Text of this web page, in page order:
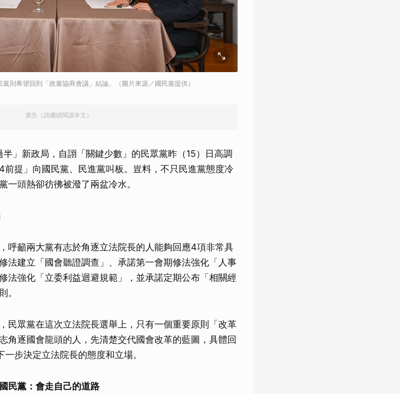
則希望回到「政黨協商會議」結論。（圖片來源／國民黨提供）
廣告（請繼續閱讀本文）
」新政局，自詡「關鍵少數」的民眾黨昨（15）日高調
提」向國民黨、民進黨叫板。豈料，不只民進黨態度冷
一頭熱卻彷彿被潑了兩盆冷水。
呼籲兩大黨有志於角逐立法院長的人能夠回應4項非常具
法建立「國會聽證調查」、承諾第一會期修法強化「人事
法強化「立委利益迴避規範」，並承諾定期公布「相關經
。
民眾黨在這次立法院長選舉上，只有一個重要原則「改革
角逐國會龍頭的人，先清楚交代國會改革的藍圖，具體回
步決定立法院長的態度和立場。
民黨：會走自己的道路